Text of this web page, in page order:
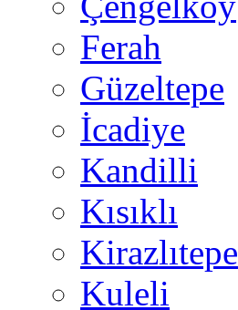
Ferah
Güzeltepe
İcadiye
Kandilli
Kısıklı
Kirazlıtepe
Kuleli